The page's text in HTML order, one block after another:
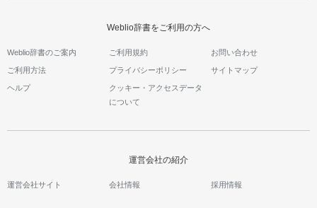
Weblio辞書をご利用の方へ
Weblio辞書のご案内 ご利用規約 お問い合わせ
ご利用方法 プライバシーポリシー サイトマップ
ヘルプ
クッキー・アクセスデータ
について
運営会社の紹介
運営会社サイト 会社情報 採用情報